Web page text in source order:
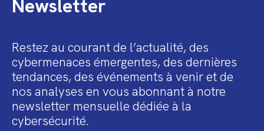
Newsletter
Restez au courant de l’actualité, des
cybermenaces émergentes, des dernières
tendances, des événements à venir et de
nos analyses en vous abonnant à notre
newsletter mensuelle dédiée à la
cybersécurité.